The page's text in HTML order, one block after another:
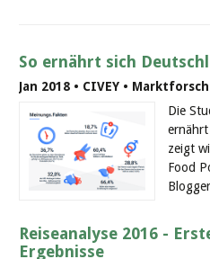
So ernährt sich
Jan 2018 • CIVEY •
Die
ernährt
zeigt
Food
Reiseanalyse 2016 -
Ergebnisse